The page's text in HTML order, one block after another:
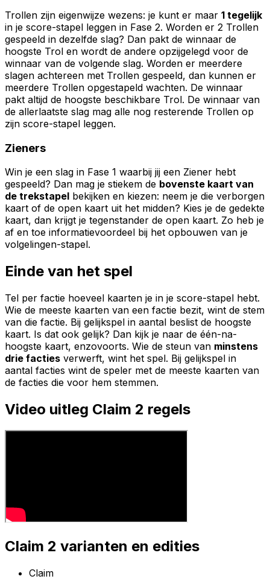
Trollen zijn eigenwijze wezens: je kunt er maar 1 tegelijk
in je score-stapel leggen in Fase 2. Worden er 2 Trollen
gespeeld in dezelfde slag? Dan pakt de winnaar de
hoogste Trol en wordt de andere opzijgelegd voor de
winnaar van de volgende slag. Worden er meerdere
slagen achtereen met Trollen gespeeld, dan kunnen er
meerdere Trollen opgestapeld wachten. De winnaar
pakt altijd de hoogste beschikbare Trol. De winnaar van
de allerlaatste slag mag alle nog resterende Trollen op
zijn score-stapel leggen.
Zieners
Win je een slag in Fase 1 waarbij jij een Ziener hebt
gespeeld? Dan mag je stiekem de bovenste kaart van
de trekstapel bekijken en kiezen: neem je die verborgen
kaart of de open kaart uit het midden? Kies je de gedekte
kaart, dan krijgt je tegenstander de open kaart. Zo heb je
af en toe informatievoordeel bij het opbouwen van je
volgelingen-stapel.
Einde van het spel
Tel per factie hoeveel kaarten je in je score-stapel hebt.
Wie de meeste kaarten van een factie bezit, wint de stem
van die factie. Bij gelijkspel in aantal beslist de hoogste
kaart. Is dat ook gelijk? Dan kijk je naar de één-na-
hoogste kaart, enzovoorts. Wie de steun van minstens
drie facties verwerft, wint het spel. Bij gelijkspel in
aantal facties wint de speler met de meeste kaarten van
de facties die voor hem stemmen.
Video uitleg Claim 2 regels
Claim 2 varianten en edities
Claim